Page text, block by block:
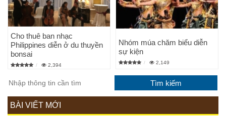
Cho thuê ban nhạc
Philippines diễn ở du thuyền
bonsai
2,394
Nhóm múa chăm biểu diễn
sự kiện
2,149
BÀI VIẾT MỚI